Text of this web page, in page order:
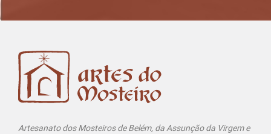
Artesanato dos Mosteiros de Belém, da Assunção da Virgem e